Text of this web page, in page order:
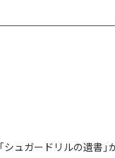
シュガードリルの遺書」